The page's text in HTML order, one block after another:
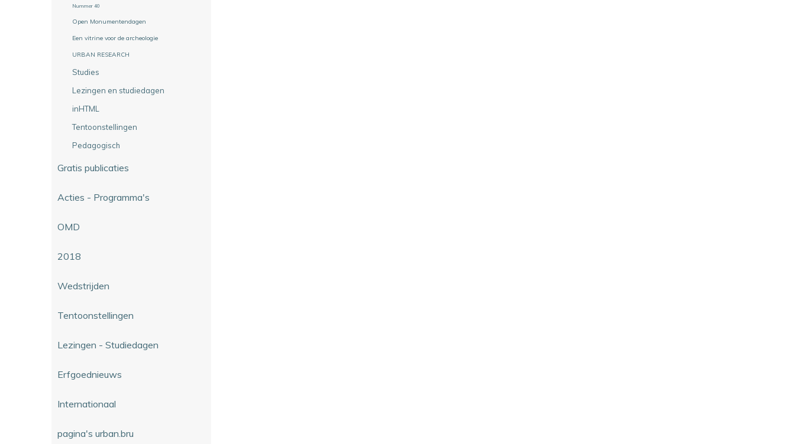
Nummer 40
Open Monumentendagen
Een vitrine voor de archeologie
URBAN RESEARCH
Studies
Lezingen en studiedagen
inHTML
Tentoonstellingen
Pedagogisch
Gratis publicaties
Acties - Programma's
OMD
2018
Wedstrijden
Tentoonstellingen
Lezingen - Studiedagen
Erfgoednieuws
Internationaal
pagina's urban.bru